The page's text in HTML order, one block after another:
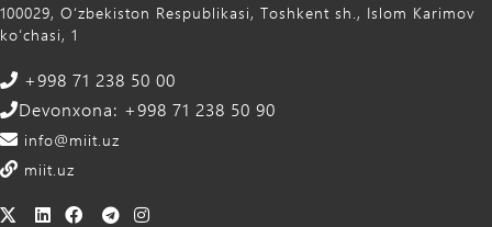
100029, Oʻzbekiston Respublikasi, Toshkent sh., Islom Karimov
ko‘chasi, 1
+998 71 238 50 00
Devonxona: +998 71 238 50 90
info@miit.uz
miit.uz